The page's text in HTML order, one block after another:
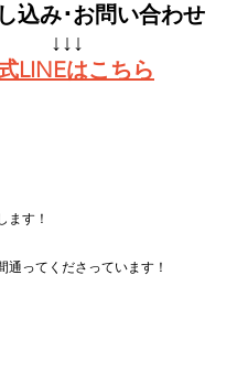
込み･お問い合わせ
↓↓↓
LINEはこちら
ます！
通ってくださっています！